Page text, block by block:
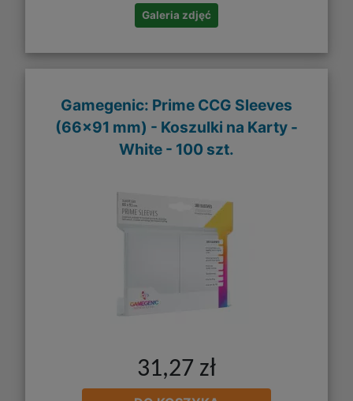
Galeria zdjęć
Gamegenic: Prime CCG Sleeves
(66x91 mm) - Koszulki na Karty -
White - 100 szt.
31,27 zł